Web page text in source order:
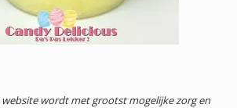
wordt met grootst mogelijke zorg en